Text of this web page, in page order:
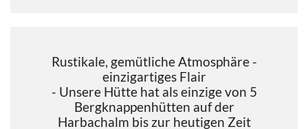
Rustikale, gemütliche Atmosphäre -
einzigartiges Flair
- Unsere Hütte hat als einzige von 5
Bergknappenhütten auf der
Harbachalm bis zur heutigen Zeit